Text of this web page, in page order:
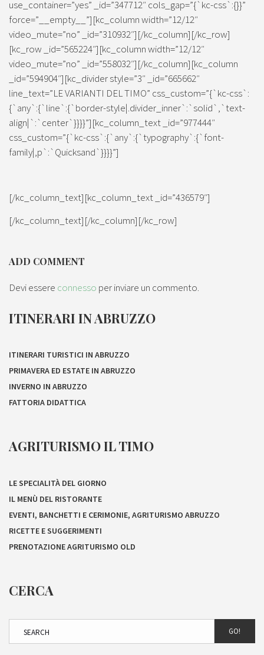
use_container=”yes” _id=”347712″ cols_gap=”{`kc-css`:{}}”
force=”__empty__”][kc_column width=”12/12″
video_mute=”no” _id=”310932″][/kc_column][/kc_row]
[kc_row _id=”565224″][kc_column width=”12/12″
video_mute=”no” _id=”558032″][/kc_column][kc_column
_id=”594904″][kc_divider style=”3″ _id=”665662″
line_text=”LE VARIANTI DEL TIMO” css_custom=”{`kc-css`:
{`any`:{`line`:{`border-style|.divider_inner`:`solid`,`text-
align|`:`center`}}}}”][kc_column_text _id=”977444″
css_custom=”{`kc-css`:{`any`:{`typography`:{`font-
family|,p`:`Quicksand`}}}}”]
[/kc_column_text][kc_column_text _id=”436579″]
[/kc_column_text][/kc_column][/kc_row]
ADD COMMENT
Devi essere connesso per inviare un commento.
ITINERARI IN ABRUZZO
ITINERARI TURISTICI IN ABRUZZO
PRIMAVERA ED ESTATE IN ABRUZZO
INVERNO IN ABRUZZO
FATTORIA DIDATTICA
AGRITURISMO IL TIMO
LE SPECIALITÀ DEL GIORNO
IL MENÙ DEL RISTORANTE
EVENTI, BANCHETTI E CERIMONIE, AGRITURISMO ABRUZZO
RICETTE E SUGGERIMENTI
PRENOTAZIONE AGRITURISMO OLD
CERCA
GO!